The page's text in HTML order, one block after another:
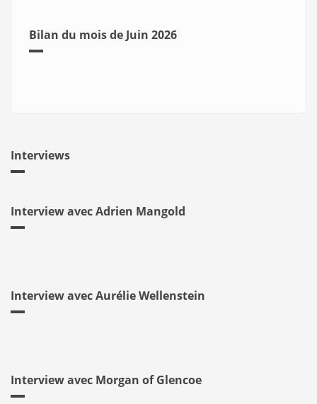
Bilan du mois de Juin 2026
Interviews
Interview avec Adrien Mangold
Interview avec Aurélie Wellenstein
Interview avec Morgan of Glencoe